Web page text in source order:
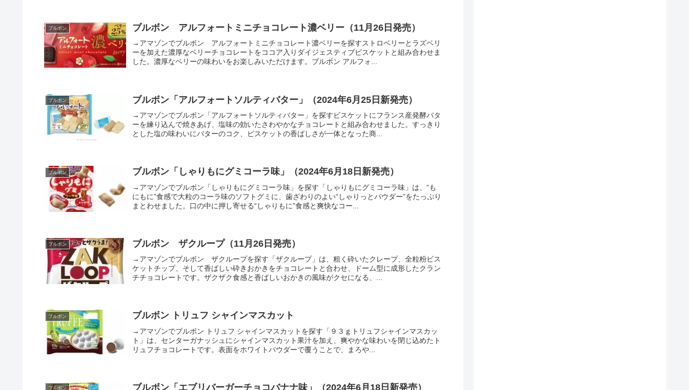
ブルボン ブルボン アルフォートミニチョコレート濃ベリー（11月26日発売）
→アマゾンでブルボン アルフォートミニチョコレート濃ベリーを探すストロベリーとラズベリ
ーを加えた濃厚なベリーチョコレートをココア入りダイジェスティブビスケットと組み合わせま
した。濃厚なベリーの味わいをお楽しみいただけます。ブルボン アルフォ...
ブルボン ブルボン「アルフォートソルティバター」（2024年6月25日新発売）
→アマゾンでブルボン「アルフォートソルティバター」を探すビスケットにフランス産発酵バタ
ーを練り込んで焼きあげ、塩味の効いたさわやかなチョコレートと組み合わせました。すっきり
とした塩の味わいにバターのコク、ビスケットの香ばしさが一体となった商...
ブルボン ブルボン「しゃりもにグミコーラ味」（2024年6月18日新発売）
→アマゾンでブルボン「しゃりもにグミコーラ味」を探す「しゃりもにグミコーラ味」は、“も
にもに”食感で大粒のコーラ味のソフトグミに、歯ざわりのよい“しゃりっとパウダー”をたっぷり
まとわせました。口の中に押し寄せる“しゃりもに”食感と爽快なコー...
ブルボン ブルボン ザクループ（11月26日発売）
→アマゾンでブルボン ザクループを探す「ザクループ」は、粗く砕いたクレープ、全粒粉ビス
ケットチップ、そして香ばしい砕きおかきをチョコレートと合わせ、ドーム型に成形したクラン
チチョコレートです。ザクザク食感と香ばしいおかきの風味がクセになる、...
ブルボン ブルボン トリュフ シャインマスカット
→アマゾンでブルボン トリュフ シャインマスカットを探す「９３ｇトリュフシャインマスカッ
ト」は、センターガナッシュにシャインマスカット果汁を加え、爽やかな味わいを閉じ込めたト
リュフチョコレートです。表面をホワイトパウダーで覆うことで、まろや...
ブルボン ブルボン「エブリバーガーチョコバナナ味」（2024年6月18日新発売）